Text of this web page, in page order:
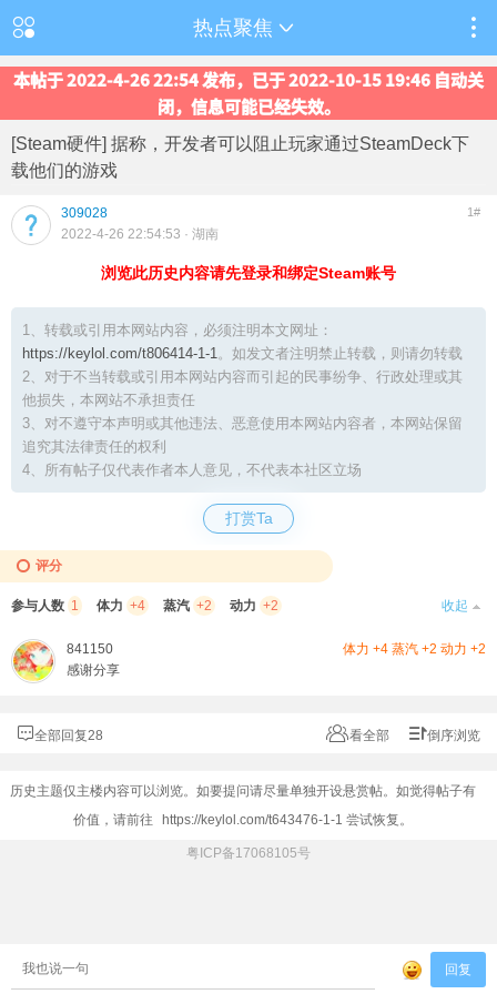
热点聚焦
本帖于 2022-4-26 22:54 发布，已于 2022-10-15 19:46 自动关
闭，信息可能已经失效。
[Steam硬件] 据称，开发者可以阻止玩家通过SteamDeck下
载他们的游戏
309028 1#
2022-4-26 22:54:53 · 湖南
浏览此历史内容请先登录和绑定Steam账号
1、转载或引用本网站内容，必须注明本文网址：
https://keylol.com/t806414-1-1。如发文者注明禁止转载，则请勿转载
2、对于不当转载或引用本网站内容而引起的民事纷争、行政处理或其
他损失，本网站不承担责任
3、对不遵守本声明或其他违法、恶意使用本网站内容者，本网站保留
追究其法律责任的权利
4、所有帖子仅代表作者本人意见，不代表本社区立场
打赏Ta
评分
参与人数 1 体力 +4 蒸汽 +2 动力 +2 收起
841150
体力 +4 蒸汽 +2 动力 +2
感谢分享
全部回复28 看全部 倒序浏览
历史主题仅主楼内容可以浏览。如要提问请尽量单独开设悬赏帖。如觉得帖子有
价值，请前往
https://keylol.com/t643476-1-1 尝试恢复。
粤ICP备17068105号